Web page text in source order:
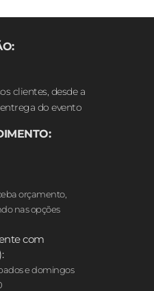
clientes, desde a
do evento
orçamento,
nas opções
com
e domingos